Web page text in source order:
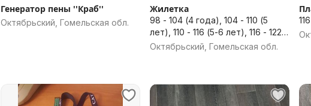
Генератор пены ''Краб''
Октябрьский, Гомельская обл.
Жилетка
98 - 104 (4 года), 104 - 110 (5
лет), 110 - 116 (5-6 лет), 116 - 122
(6 лет), 122 - 128 (7 лет)
Октябрьский, Гомельская обл.